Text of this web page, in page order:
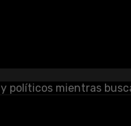
políticos mientras